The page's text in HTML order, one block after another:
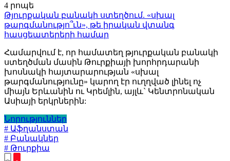
4 րոպե
Թյուրքական բանակի ստեղծում. «սխալ
թարգմանությո՞ւն», թե իրական վտանգ
հասցեատերերի համար
Համարվում է, որ համատեղ թյուրքական բանակի
ստեղծման մասին Թուրքիայի խորհրդարանի
խոսնակի հայտարարության «սխալ
թարգմանությունը» կարող էր ուղղված լինել ոչ
միայն Երևանին ու Կրեմլին, այլև` Կենտրոնական
Ասիայի երկրներին:
Նորություններ
# Աֆղանստան
# Բանակներ
# Թուրքիա